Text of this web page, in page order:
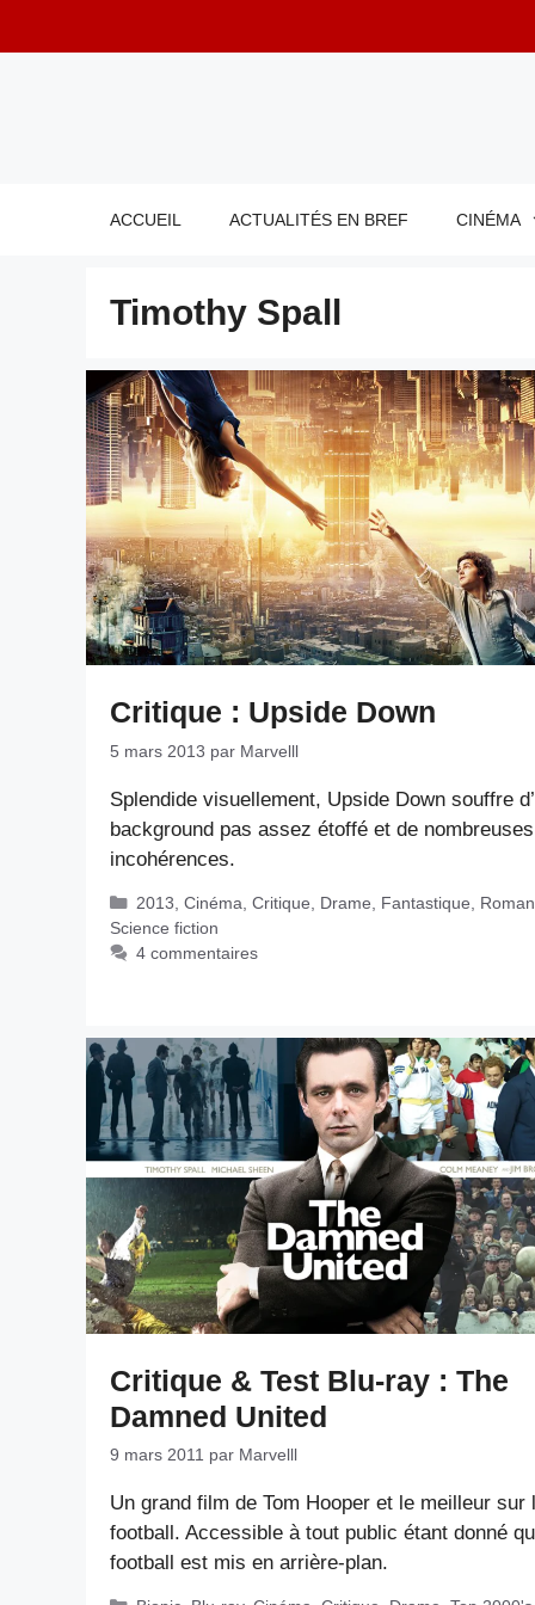
ACCUEIL ACTUALITÉS EN BREF CINÉMA
Timothy Spall
Critique : Upside Down
5 mars 2013 par Marvelll
Splendide visuellement, Upside Down souffre
background pas assez étoffé et de nombreuses
incohérences.
Catégories
2013 Cinéma Critique Drame Fantastique
Science fiction
4 commentaires
Critique & Test Blu-ray : The
Damned United
9 mars 2011 par Marvelll
Un grand film de Tom Hooper et le meilleur sur
football. Accessible à tout public étant donné
football est mis en arrière-plan.